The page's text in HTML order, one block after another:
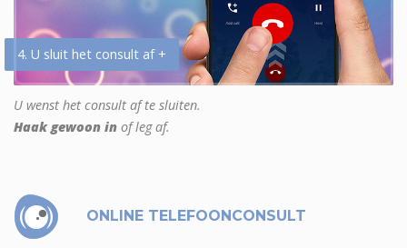
4. U sluit het consult af +
U wenst het consult af te sluiten.
Haak gewoon in of leg af.
ONLINE TELEFOONCONSULT